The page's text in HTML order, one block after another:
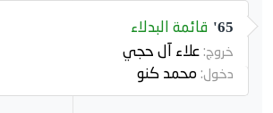
65' قائمة البدلاء
خروج:علاء آل حجي
دخول: محمد كنو